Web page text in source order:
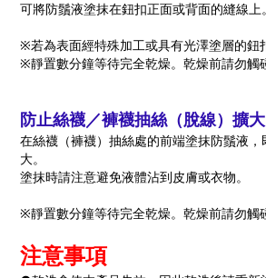
可將防鬚液塗抹在鈕扣正面或背面的縫線上。
※若為表面經特殊加工或具有光澤塗層的鈕
※靜置數分鐘等待完全乾燥。乾燥前請勿觸
防止絲襪／褲襪抽絲（脫線）擴大
在絲襪（褲襪）抽絲處的前端塗抹防鬚液
大。
塗抹時請注意避免液體沾到皮膚或衣物。
※靜置數分鐘等待完全乾燥。乾燥前請勿觸
注意事項